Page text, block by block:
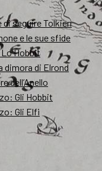
di seguire Tolkien
e le sue sfide
Hobbit
dimora di Elrond
dell’Anello
Gli Hobbit
Gli Elfi